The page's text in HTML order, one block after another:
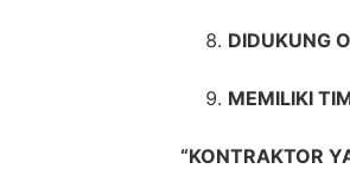
DIDUKUNG
MEMILIKI
“KONTRAKTOR